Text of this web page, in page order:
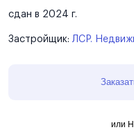
сдан в 2024 г.
Застройщик: ЛСР.
или